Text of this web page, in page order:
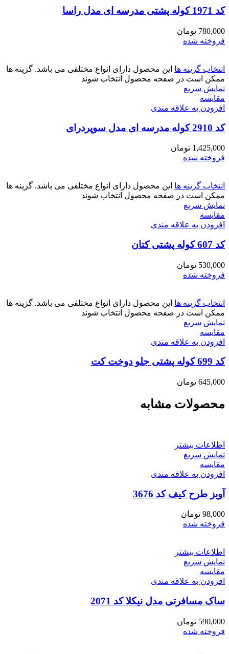
کد 1971 کوله پشتی مدرسه ای مدل راسا
780,000 تومان
فروخته شده
انتخاب گزینه ها این محصول دارای انواع مختلفی می باشد. گزینه ها
ممکن است در صفحه محصول انتخاب شوند
نمایش سریع
مقايسه
افزودن به علاقه مندی
کد 2910 کوله مدرسه ای مدل سوپردرای
1,425,000 تومان
فروخته شده
انتخاب گزینه ها این محصول دارای انواع مختلفی می باشد. گزینه ها
ممکن است در صفحه محصول انتخاب شوند
نمایش سریع
مقايسه
افزودن به علاقه مندی
کد 607 کوله پشتی کتان
530,000 تومان
فروخته شده
انتخاب گزینه ها این محصول دارای انواع مختلفی می باشد. گزینه ها
ممکن است در صفحه محصول انتخاب شوند
نمایش سریع
مقايسه
افزودن به علاقه مندی
کد 699 کوله پشتی جلو دوخت کت
645,000 تومان
محصولات مشابه
اطلاعات بیشتر
نمایش سریع
مقايسه
افزودن به علاقه مندی
آویز طرح کیف کد 3676
98,000 تومان
فروخته شده
اطلاعات بیشتر
نمایش سریع
مقايسه
افزودن به علاقه مندی
ساک مسافرتی مدل نیکلا کد 2071
590,000 تومان
فروخته شده